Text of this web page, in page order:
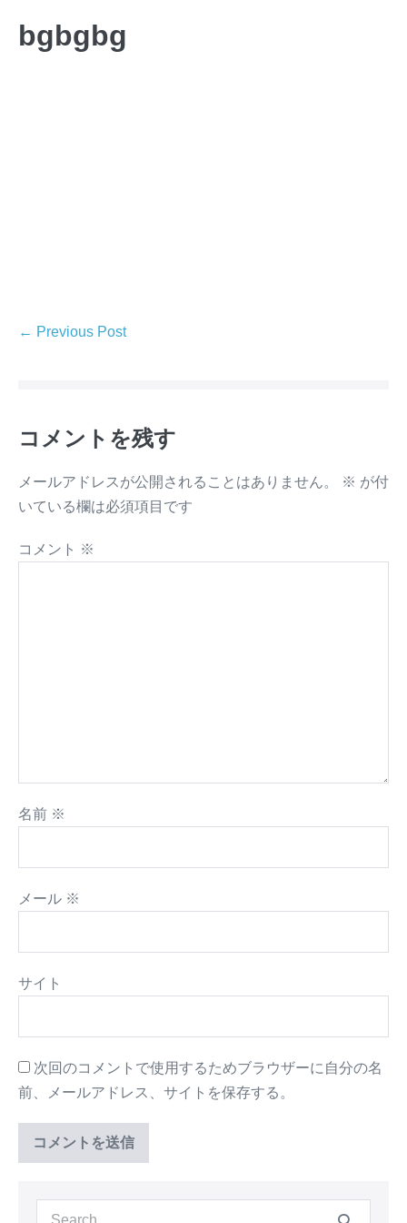
bgbgbg
← Previous Post
コメントを残す
メールアドレスが公開されることはありません。 ※ が付
いている欄は必須項目です
コメント ※
名前 ※
メール ※
サイト
次回のコメントで使用するためブラウザーに自分の名
前、メールアドレス、サイトを保存する。